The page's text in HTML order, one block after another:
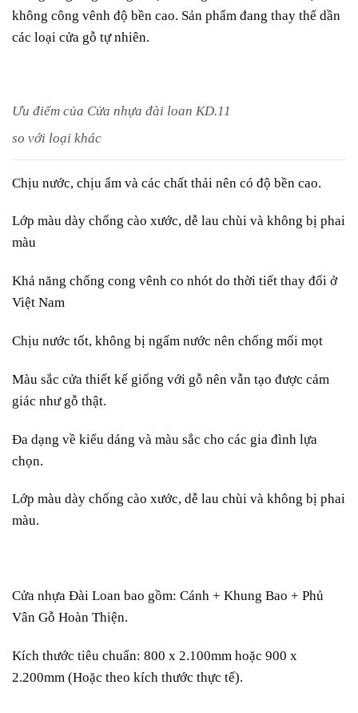
không công vênh độ bền cao. Sản phẩm đang thay thế dần
các loại cửa gỗ tự nhiên.
Ưu điểm của Cửa nhựa đài loan KD.11
so với loại khác
Chịu nước, chịu ẩm và các chất thải nên có độ bền cao.
Lớp màu dày chống cào xước, dễ lau chùi và không bị phai
màu
Khả năng chống cong vênh co nhót do thời tiết thay đổi ở
Việt Nam
Chịu nước tốt, không bị ngấm nước nên chống mối mọt
Màu sắc cửa thiết kế giống với gỗ nên vẫn tạo được cảm
giác như gỗ thật.
Đa dạng về kiểu dáng và màu sắc cho các gia đình lựa
chọn.
Lớp màu dày chống cào xước, dễ lau chùi và không bị phai
màu.
Cửa nhựa Đài Loan bao gồm: Cánh + Khung Bao + Phủ
Vân Gỗ Hoàn Thiện.
Kích thước tiêu chuẩn: 800 x 2.100mm hoặc 900 x
2.200mm (Hoặc theo kích thước thực tế).